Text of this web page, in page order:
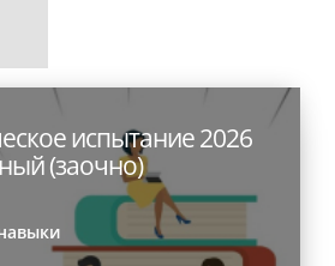
испытание 2026
(заочно)